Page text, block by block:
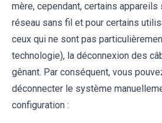
mère, cependant, certains
réseau sans fil et pour certains
ceux qui ne sont pas
technologie), la déconnexion des
gênant. Par conséquent, vous
déconnecter le système
configuration :